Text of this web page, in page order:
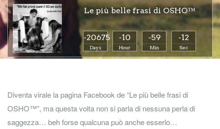
Le più belle frasi di OSHO™
-20675
Days
-10
Hour
-59
Min
-13
Sec
Diventa virale la pagina Facebook de “Le più belle frasi di
OSHO™”, ma questa volta non si parla di nessuna perla di
saggezza… beh forse qualcuna può anche esserlo…